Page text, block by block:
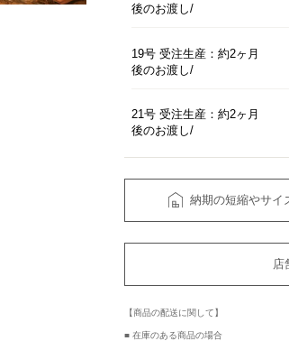
後のお渡し
19号 受注生産：約2ヶ月
後のお渡し
21号 受注生産：約2ヶ月
後のお渡し
納期の短縮やサイ
店
【商品の配送に関して】
■ 在庫のある商品の場合